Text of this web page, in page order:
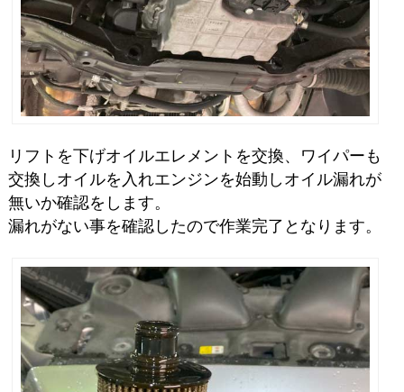
リフトを下げオイルエレメントを交換、ワイパーも
交換しオイルを入れエンジンを始動しオイル漏れが
無いか確認をします。
漏れがない事を確認したので作業完了となります。